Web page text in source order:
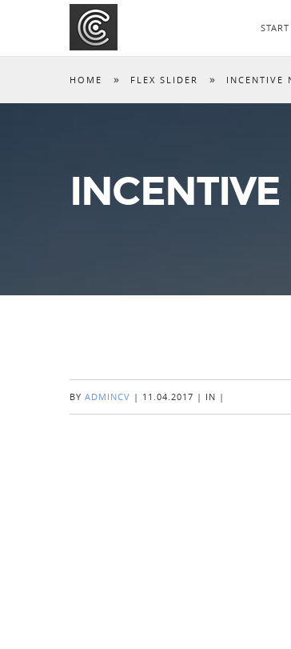
START
HOME » FLEX SLIDER » INCENTIVE
BY ADMINCV | 11.04.2017 | IN |